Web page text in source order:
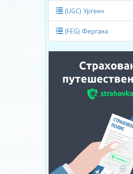
(UGC) Ургенч
(FEG) Фергана